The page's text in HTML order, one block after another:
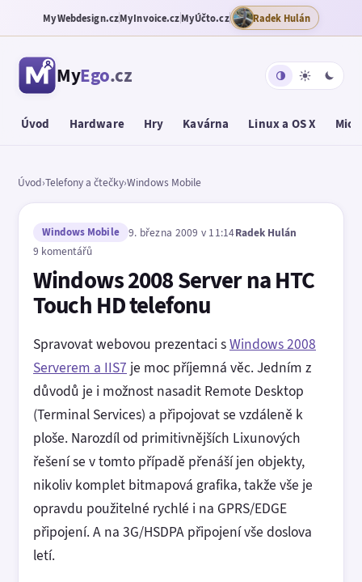
MyWebdesign.czMyInvoice.czMyÚčto.cz Radek Hulán
MyEgo.cz
Úvod Hardware Hry Kavárna Linux a OS X
Úvod›Telefony a čtečky›Windows Mobile
Windows Mobile 9. března 2009 v 11:14Radek Hulán
9 komentářů
Windows 2008 Server na HTC
Touch HD telefonu
Spravovat webovou prezentaci sWindows 2008
Serverem a IIS7 je moc příjemná věc. Jedním z
důvodů je i možnost nasadit Remote Desktop
(Terminal Services) a připojovat se vzdáleně k
ploše. Narozdíl od primitivnějších Lixunových
řešení se v tomto případě přenáší jen objekty,
nikoliv komplet bitmapová grafika, takže vše je
opravdu použitelné rychlé i na GPRS/EDGE
připojení. A na 3G/HSDPA připojení vše doslova
letí.